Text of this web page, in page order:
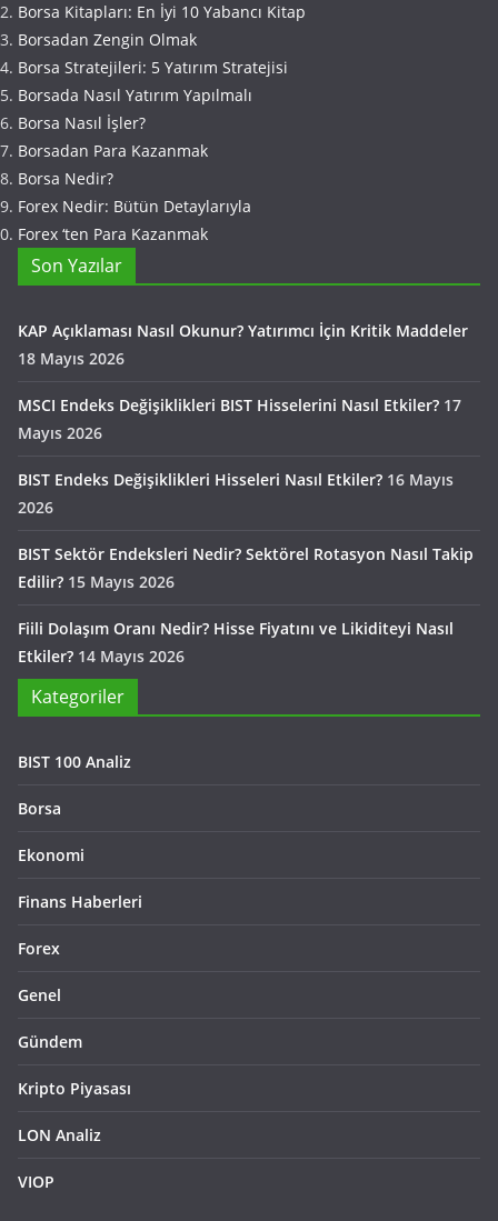
Borsa Kitapları: En İyi 10 Yabancı Kitap
Borsadan Zengin Olmak
Borsa Stratejileri: 5 Yatırım Stratejisi
Borsada Nasıl Yatırım Yapılmalı
Borsa Nasıl İşler?
Borsadan Para Kazanmak
Borsa Nedir?
Forex Nedir: Bütün Detaylarıyla
Forex ‘ten Para Kazanmak
Son Yazılar
KAP Açıklaması Nasıl Okunur? Yatırımcı İçin Kritik Maddeler
18 Mayıs 2026
MSCI Endeks Değişiklikleri BIST Hisselerini Nasıl Etkiler? 17
Mayıs 2026
BIST Endeks Değişiklikleri Hisseleri Nasıl Etkiler? 16 Mayıs
2026
BIST Sektör Endeksleri Nedir? Sektörel Rotasyon Nasıl Takip
Edilir? 15 Mayıs 2026
Fiili Dolaşım Oranı Nedir? Hisse Fiyatını ve Likiditeyi Nasıl
Etkiler? 14 Mayıs 2026
Kategoriler
BIST 100 Analiz
Borsa
Ekonomi
Finans Haberleri
Forex
Genel
Gündem
Kripto Piyasası
LON Analiz
VIOP